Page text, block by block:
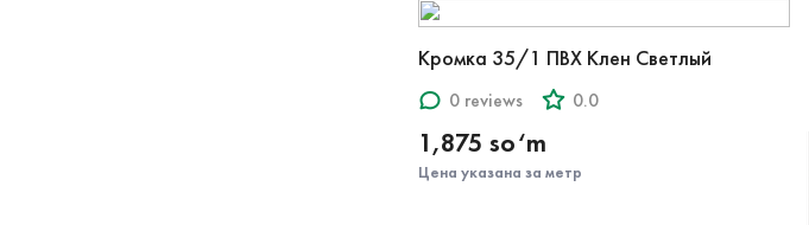
Кромка 35/1 ПВХ Клен Светлый
0 reviews 0.0
1,875 so‘m
Цена указана за метр